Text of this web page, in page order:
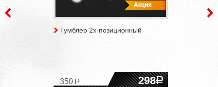
Тумблер 2х-позиционный
298
350